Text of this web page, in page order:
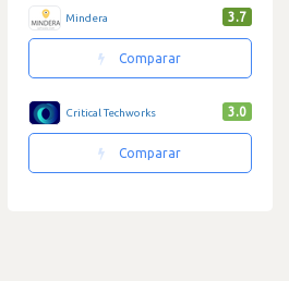
Mindera 3.7
Comparar
Critical Techworks 3.0
Comparar